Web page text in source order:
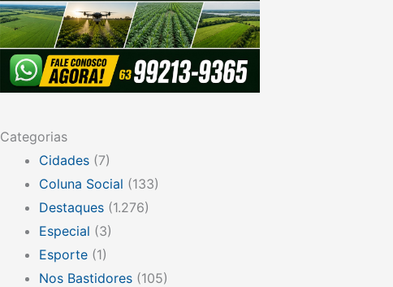
Categorias
Cidades (7)
Coluna Social (133)
Destaques (1.276)
Especial (3)
Esporte (1)
Nos Bastidores (105)